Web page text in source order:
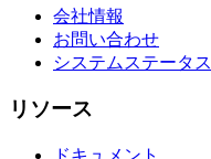
会社情報
お問い合わせ
システムステータス
リソース
ドキュメント